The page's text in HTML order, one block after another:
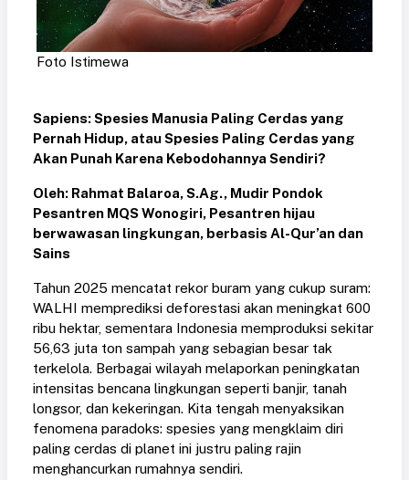
Foto Istimewa
Sapiens: Spesies Manusia Paling Cerdas yang
Pernah Hidup, atau Spesies Paling Cerdas yang
Akan Punah Karena Kebodohannya Sendiri?
Oleh: Rahmat Balaroa, S.Ag., Mudir Pondok
Pesantren MQS Wonogiri, Pesantren hijau
berwawasan lingkungan, berbasis Al-Qur’an dan
Sains
Tahun 2025 mencatat rekor buram yang cukup suram:
WALHI memprediksi deforestasi akan meningkat 600
ribu hektar, sementara Indonesia memproduksi sekitar
56,63 juta ton sampah yang sebagian besar tak
terkelola. Berbagai wilayah melaporkan peningkatan
intensitas bencana lingkungan seperti banjir, tanah
longsor, dan kekeringan. Kita tengah menyaksikan
fenomena paradoks: spesies yang mengklaim diri
paling cerdas di planet ini justru paling rajin
menghancurkan rumahnya sendiri.